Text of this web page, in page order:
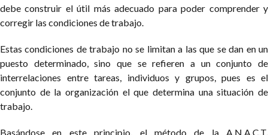
debe construir el útil más adecuado para poder comprender y
corregir las condiciones de trabajo.
Estas condiciones de trabajo no se limitan a las que se dan en un
puesto determinado, sino que se refieren a un conjunto de
interrelaciones entre tareas, individuos y grupos, pues es el
conjunto de la organización el que determina una situación de
trabajo.
Basándose en este principio, el método de la A.N.A.C.T.